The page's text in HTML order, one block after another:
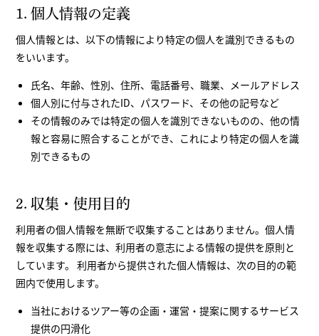
1. 個人情報の定義
個人情報とは、以下の情報により特定の個人を識別できるもの
をいいます。
氏名、年齢、性別、住所、電話番号、職業、メールアドレス
個人別に付与されたID、パスワード、その他の記号など
その情報のみでは特定の個人を識別できないものの、他の情
報と容易に照合することができ、これにより特定の個人を識
別できるもの
2. 収集・使用目的
利用者の個人情報を無断で収集することはありません。個人情
報を収集する際には、利用者の意志による情報の提供を原則と
しています。 利用者から提供された個人情報は、次の目的の範
囲内で使用します。
当社におけるツアー等の企画・運営・提案に関するサービス
提供の円滑化